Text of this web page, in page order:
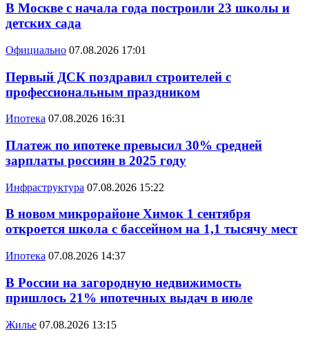
В Москве с начала года построили 23 школы и
детских сада
Официально 07.08.2026 17:01
Первый ДСК поздравил строителей с
профессиональным праздником
Ипотека 07.08.2026 16:31
Платеж по ипотеке превысил 30% средней
зарплаты россиян в 2025 году
Инфраструктура 07.08.2026 15:22
В новом микрорайоне Химок 1 сентября
откроется школа с бассейном на 1,1 тысячу мест
Ипотека 07.08.2026 14:37
В России на загородную недвижимость
пришлось 21% ипотечных выдач в июле
Жилье 07.08.2026 13:15